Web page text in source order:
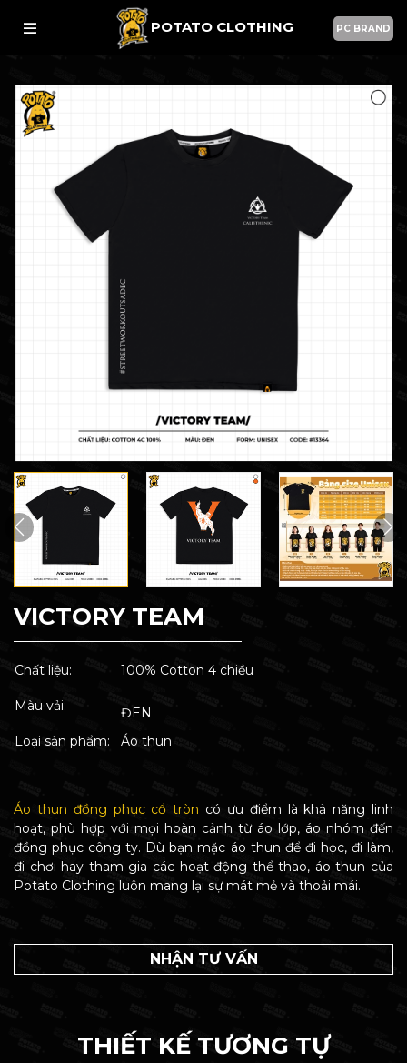
POTATO CLOTHING PC BRAND
VICTORY TEAM
Chất liệu: 100% Cotton 4 chiều
Màu vải:
ĐEN
Loại sản phẩm:
Áo thun
Áo thun đồng phục cổ tròn có ưu điểm là khả năng linh
hoạt, phù hợp với mọi hoàn cảnh từ áo lớp, áo nhóm đến
đồng phục công ty. Dù bạn mặc áo thun để đi học, đi làm,
đi chơi hay tham gia các hoạt động thể thao, áo thun của
Potato Clothing luôn mang lại sự mát mẻ và thoải mái.
NHẬN TƯ VẤN
THIẾT KẾ TƯƠNG TỰ